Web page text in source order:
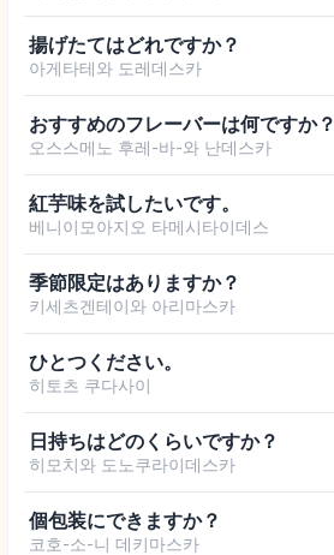
揚げたてはどれですか？
아게타테와 도레데스카
おすすめのフレーバーは何ですか？
오스스메노 후레-바-와 난데스카
紅芋味を試したいです。
베니이모아지오 타메시타이데스
季節限定はありますか？
키세츠겐테이와 아리마스카
ひとつください。
히토츠 쿠다사이
日持ちはどのくらいですか？
히모치와 도노쿠라이데스카
個包装にできますか？
코호-소-니 데키마스카